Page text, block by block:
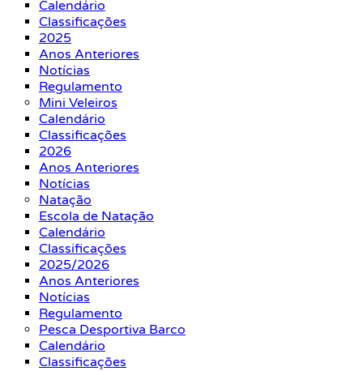
Calendário
Classificações
2025
Anos Anteriores
Notícias
Regulamento
Mini Veleiros
Calendário
Classificações
2026
Anos Anteriores
Notícias
Natação
Escola de Natação
Calendário
Classificações
2025/2026
Anos Anteriores
Notícias
Regulamento
Pesca Desportiva Barco
Calendário
Classificações